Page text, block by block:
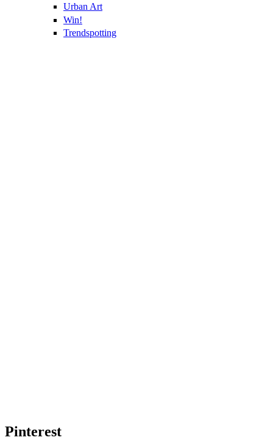
Urban Art
Win!
Trendspotting
Pinterest